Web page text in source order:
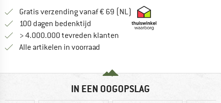
Gratis verzending vanaf € 69 (NL) Vind hier de
100 dagen bedenktijd Vind de betalingsinformatie hier!
> 4.000.000 tevreden klanten
Alle artikelen in voorraad
IN EEN OOGOPSLAG